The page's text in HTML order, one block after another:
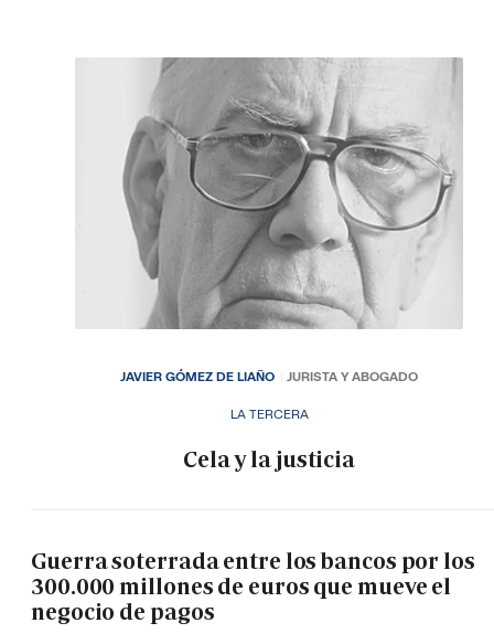
LA TERCERA
Cela y la justicia
JAVIER GÓMEZ DE LIAÑO JURISTA Y ABOGADO
Guerra soterrada entre los bancos por los
300.000 millones de euros que mueve el
negocio de pagos